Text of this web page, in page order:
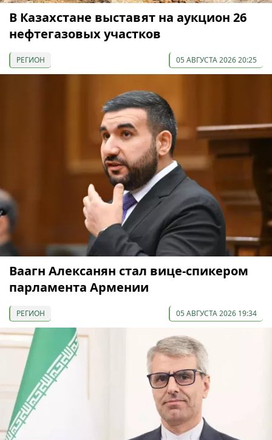
В Казахстане выставят на аукцион 26
нефтегазовых участков
РЕГИОН 05 АВГУСТА 2026 20:25
Ваагн Алексанян стал вице-спикером
парламента Армении
РЕГИОН 05 АВГУСТА 2026 19:34